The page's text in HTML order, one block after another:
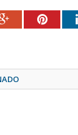
Google+